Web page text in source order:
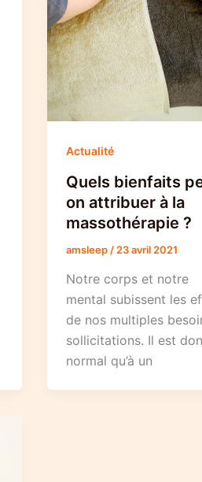
Actualité
Quels bienfaits
on attribuer à la
massothérapie ?
amsleep / 23 avril 2021
Notre corps et notre
mental subissent les
de nos multiples
sollicitations. Il est
normal qu’à un